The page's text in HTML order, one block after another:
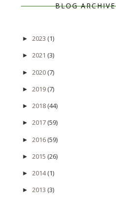
BLOG ARCHIVE
► 2023 (1)
► 2021 (3)
► 2020(7)
► 2019(7)
► 2018(44)
► 2017(59)
► 2016(59)
► 2015 (26)
► 2014(1)
► 2013 (3)